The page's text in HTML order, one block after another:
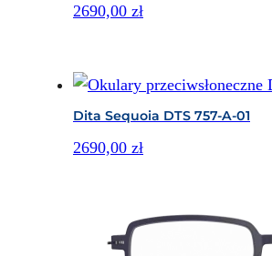
2690,00 zł
Dita Sequoia DTS 757-A-01
2690,00 zł